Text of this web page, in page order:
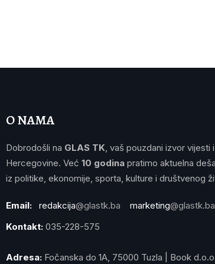
O NAMA
Dobrodošli na GLAS TK, vaš pouzdani izvor vijesti
Hercegovine. Već 10 godina pratimo aktuelna
iz politike, ekonomije, sporta, kulture i društvenog
Email: redakcija@glastk.ba marketing@glastk.ba
Kontakt: 035-228-575
Adresa: Fočanska do 1A, 75000 Tuzla | Book